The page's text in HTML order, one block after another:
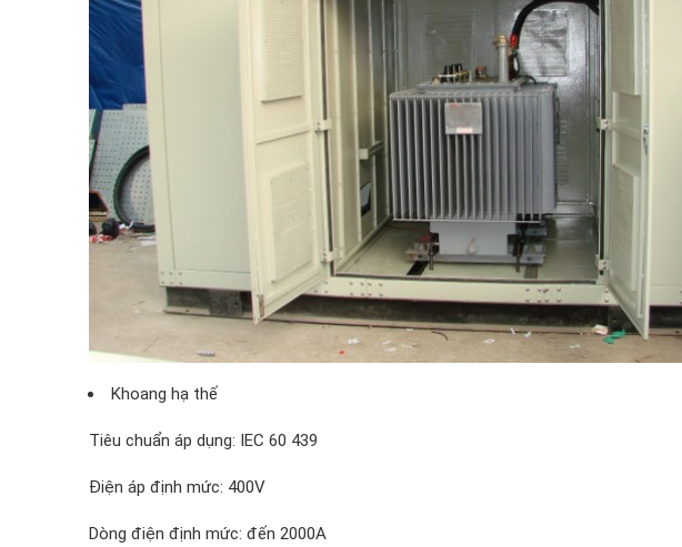
Khoang hạ thế
Tiêu chuẩn áp dụng: IEC 60 439
Điện áp định mức: 400V
Dòng điện định mức: đến 2000A